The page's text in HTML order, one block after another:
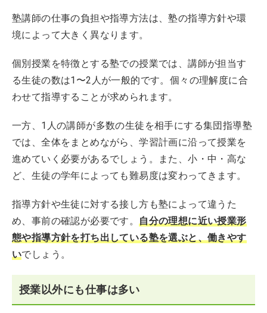
塾講師の仕事の負担や指導方法は、塾の指導方針や環
境によって大きく異なります。
個別授業を特徴とする塾での授業では、講師が担当す
る生徒の数は1〜2人が一般的です。個々の理解度に合
わせて指導することが求められます。
一方、1人の講師が多数の生徒を相手にする集団指導塾
では、全体をまとめながら、学習計画に沿って授業を
進めていく必要があるでしょう。また、小・中・高な
ど、生徒の学年によっても難易度は変わってきます。
指導方針や生徒に対する接し方も塾によって違うた
め、事前の確認が必要です。自分の理想に近い授業形
態や指導方針を打ち出している塾を選ぶと、働きやす
いでしょう。
授業以外にも仕事は多い